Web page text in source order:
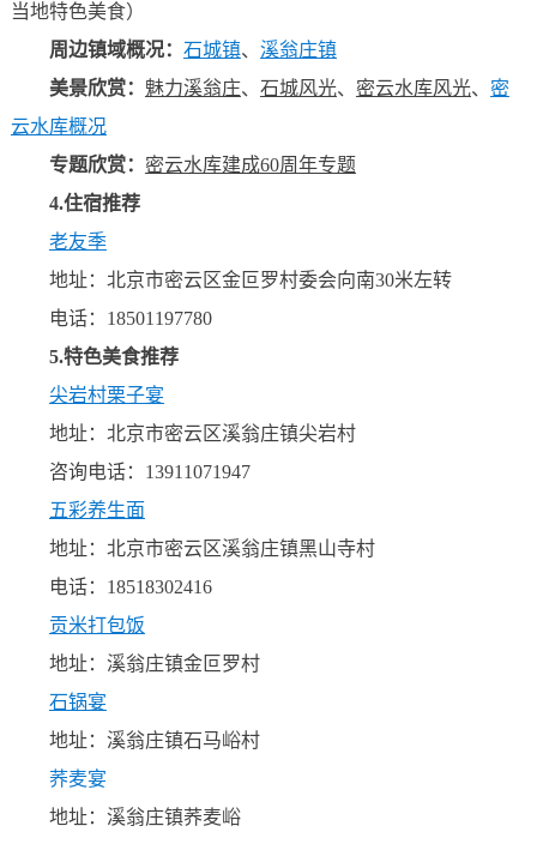
当地特色美食）
周边镇域概况： 石城镇、 溪翁庄镇
美景欣赏： 魅力溪翁庄、 石城风光、 密云水库风光、 密
云水库概况
专题欣赏： 密云水库建成60周年专题
4.住宿推荐
老友季
地址：北京市密云区金叵罗村委会向南30米左转
电话：18501197780
5.特色美食推荐
尖岩村栗子宴
地址：北京市密云区溪翁庄镇尖岩村
咨询电话：13911071947
五彩养生面
地址：北京市密云区溪翁庄镇黑山寺村
电话：18518302416
贡米打包饭
地址：溪翁庄镇金叵罗村
石锅宴
地址：溪翁庄镇石马峪村
荞麦宴
地址：溪翁庄镇荞麦峪